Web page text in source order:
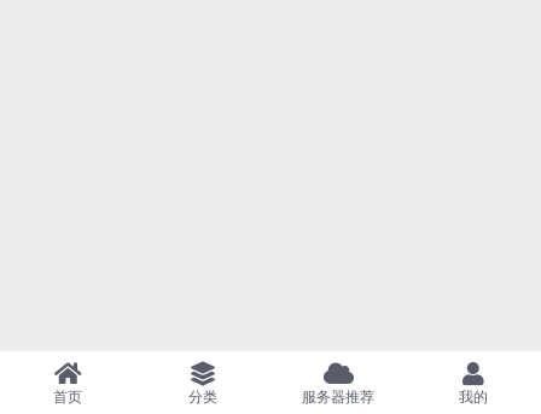
首页 分类 服务器推荐 我的